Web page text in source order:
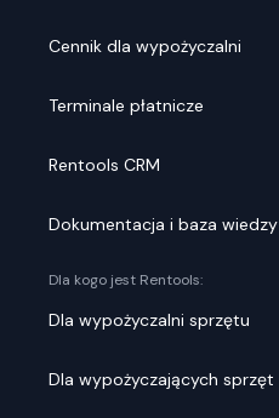
Cennik dla wypożyczalni
Terminale płatnicze
Rentools CRM
Dokumentacja i baza wiedzy
Dla kogo jest Rentools:
Dla wypożyczalni sprzętu
Dla wypożyczających sprzęt